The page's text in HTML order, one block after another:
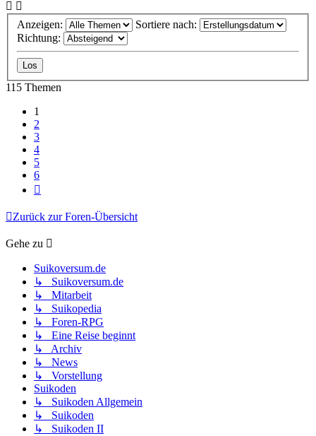
Anzeigen:
Sortiere nach:
Richtung:
115 Themen
1
2
3
4
5
6
Zurück zur Foren-Übersicht
Gehe zu
Suikoversum.de
↳ Suikoversum.de
↳ Mitarbeit
↳ Suikopedia
↳ Foren-RPG
↳ Eine Reise beginnt
↳ Archiv
↳ News
↳ Vorstellung
Suikoden
↳ Suikoden Allgemein
↳ Suikoden
↳ Suikoden II